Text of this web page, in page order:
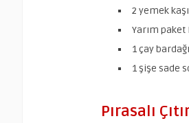
2 yemek
Yarım
1 çay
1 şişe sade
Pırasalı